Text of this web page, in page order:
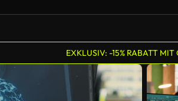
EXKLUSIV: -15% RABATT MIT